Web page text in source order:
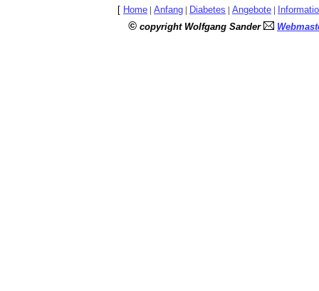
[ Home | Anfang | Diabetes | Angebote |
© copyright Wolfgang Sander